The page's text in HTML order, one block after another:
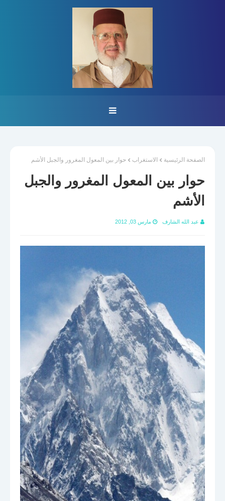
الصفحة الرئيسية الاستغراب حوار بين المعول المغرور والجبل الأشم
حوار بين المعول المغرور والجبل
الأشم
عبد الله الشارف مارس 03, 2012